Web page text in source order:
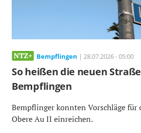
Bempflingen | 28.07.2026 - 05:00
So heißen die neuen
Bempflingen
Bempflinger konnten Vorschläge für
Obere Au II einreichen.